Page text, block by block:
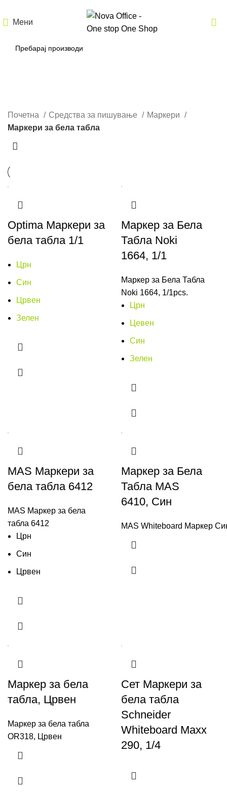
Мени
Почетна Средства за пишување
Маркери
Маркери за бела табла
Optima Маркери за
бела табла 1/1
Црн
Син
Црвен
Зелен
Маркер за Бела
Табла Noki
1664, 1/1
Маркер за Бела Табла
Noki 1664, 1/1pcs.
Црн
Цевен
Син
Зелен
MAS Маркери за
бела табла 6412
MAS Маркер за бела
табла 6412
Црн
Син
Црвен
Маркер за Бела
Табла MAS
6410, Син
MAS Whiteboard Маркер
Маркер за бела
табла, Црвен
Маркер за бела табла
OR318, Црвен
Сет Маркери за
бела табла
Schneider
Whiteboard Maxx
290, 1/4